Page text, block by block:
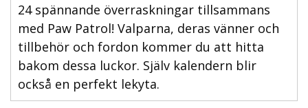
24 spännande överraskningar tillsammans
med Paw Patrol! Valparna, deras vänner och
tillbehör och fordon kommer du att hitta
bakom dessa luckor. Själv kalendern blir
också en perfekt lekyta.